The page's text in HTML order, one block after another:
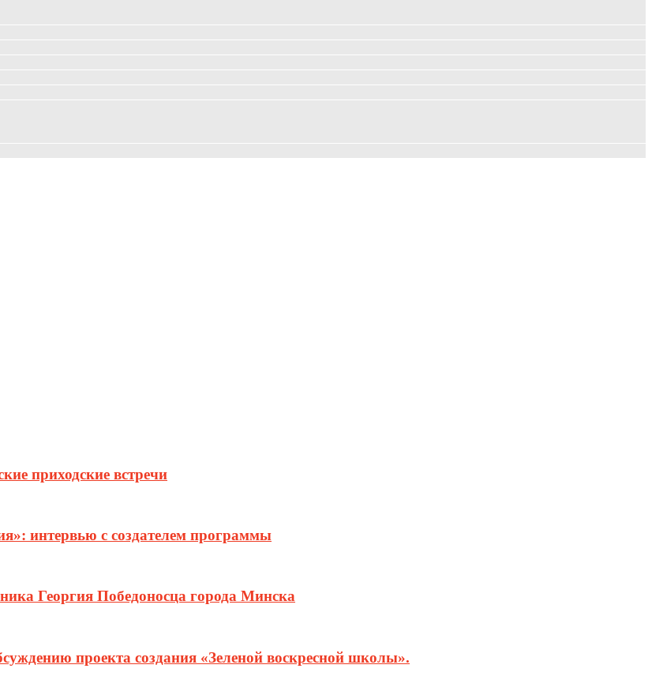
приходские встречи
интервью с создателем программы
Георгия Победоносца города Минска
проекта создания «Зеленой воскресной школы».